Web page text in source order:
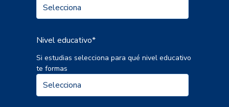
Nivel educativo*
Si estudias selecciona para qué nivel educativo
te formas